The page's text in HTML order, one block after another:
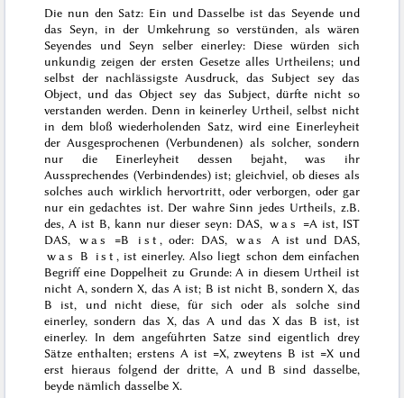
Die nun den Satz: Ein und Dasselbe ist das Seyende und
das Seyn, in der Umkehrung so verstünden, als wären
Seyendes und Seyn selber einerley: Diese würden sich
unkundig zeigen der ersten Gesetze alles Urtheilens; und
selbst der nachlässigste Ausdruck, das Subject sey das
Object, und das Object sey das Subject, dürfte nicht so
verstanden werden. Denn in keinerley Urtheil, selbst nicht
in dem bloß wiederholenden Satz, wird eine Einerleyheit
der Ausgesprochenen (Verbundenen) als solcher, sondern
nur die Einerleyheit dessen bejaht, was ihr
Aussprechendes (Verbindendes) ist; gleichviel, ob dieses als
solches auch wirklich hervortritt, oder verborgen, oder gar
nur ein gedachtes ist. Der wahre Sinn jedes Urtheils, z.B.
des, A ist B, kann nur dieser seyn: DAS, was
=A ist, IST
DAS,
was =B ist , oder: DAS, was
A ist und DAS,
was
B ist , ist einerley. Also liegt schon dem einfachen
Begriff eine Doppelheit zu Grunde: A in diesem Urtheil ist
nicht A, sondern X, das A ist; B ist nicht B, sondern X, das
B ist, und nicht diese, für sich oder als solche sind
einerley, sondern das X, das A und das X das B ist, ist
einerley. In dem angeführten Satze sind eigentlich drey
Sätze enthalten; erstens A ist =X, zweytens B ist =X und
erst hieraus folgend der dritte, A und B sind dasselbe,
beyde nämlich dasselbe X.